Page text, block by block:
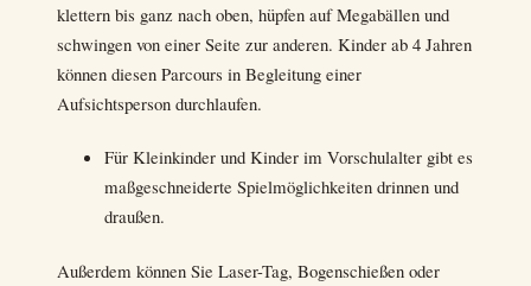
klettern bis ganz nach oben, hüpfen auf Megabällen und
schwingen von einer Seite zur anderen. Kinder ab 4 Jahren
können diesen Parcours in Begleitung einer
Aufsichtsperson durchlaufen.
Für Kleinkinder und Kinder im Vorschulalter gibt es
maßgeschneiderte Spielmöglichkeiten drinnen und
draußen.
Außerdem können Sie Laser-Tag, Bogenschießen oder